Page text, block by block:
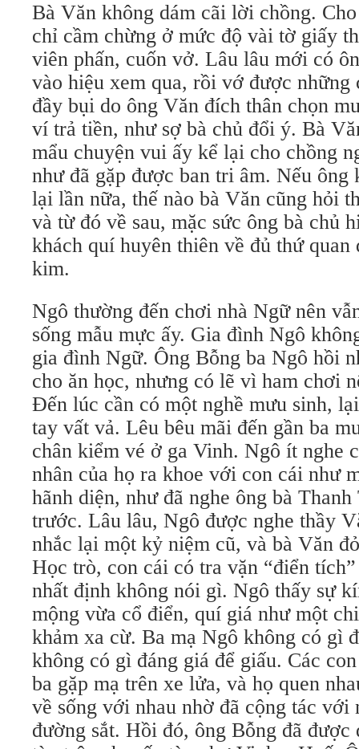
Bà Văn không dám cãi lời chồng.
chỉ cầm chừng ở mức độ vài tờ giấy
viên phấn, cuốn vở. Lâu lâu mới có
vào hiệu xem qua, rồi vớ được những
đầy bụi do ông Văn đích thân chọn
ví trả tiền, như sợ bà chủ đổi ý. Bà
mẩu chuyện vui ấy kể lại cho chồng
như đã gặp được ban tri âm. Nếu ông
lại lần nữa, thế nào bà Văn cũng hỏi
và từ đó về sau, mặc sức ông bà chủ
khách quí huyên thiên về đủ thứ quan
kim.
Ngô thường đến chơi nhà Ngữ nên
sống mẫu mực ấy. Gia đình Ngô
gia đình Ngữ. Ông Bỗng ba Ngô hồi
cho ăn học, nhưng có lẽ vì ham chơi
Ðến lúc cần có một nghề mưu sinh,
tay vất vả. Lêu bêu mãi đến gần ba
chân kiểm vé ở ga Vinh. Ngô ít nghe
nhân của họ ra khoe với con cái như
hãnh diện, như đã nghe ông bà
trước. Lâu lâu, Ngô được nghe thầy
nhắc lại một kỷ niệm cũ, và bà Văn
Học trò, con cái có tra vặn “điển
nhất định không nói gì. Ngô thấy sự
mộng vừa cổ điển, quí giá như một
khảm xa cừ. Ba mạ Ngô không có gì
không có gì đáng giá để giấu. Các
ba gặp mạ trên xe lửa, và họ quen
về sống với nhau nhờ đã cộng tác với
đường sắt. Hồi đó, ông Bỗng đã